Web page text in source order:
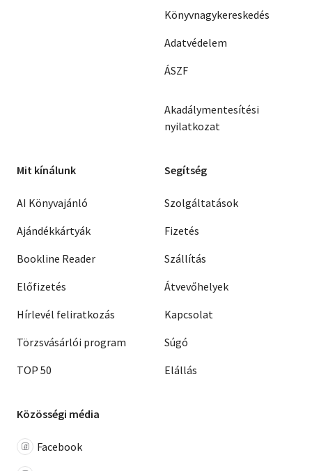
Könyvnagykereskedés
Adatvédelem
ÁSZF
Akadálymentesítési
nyilatkozat
Mit kínálunk
AI Könyvajánló
Ajándékkártyák
Bookline Reader
Előfizetés
Hírlevél feliratkozás
Törzsvásárlói program
TOP 50
Segítség
Szolgáltatások
Fizetés
Szállítás
Átvevőhelyek
Kapcsolat
Súgó
Elállás
Közösségi média
Facebook